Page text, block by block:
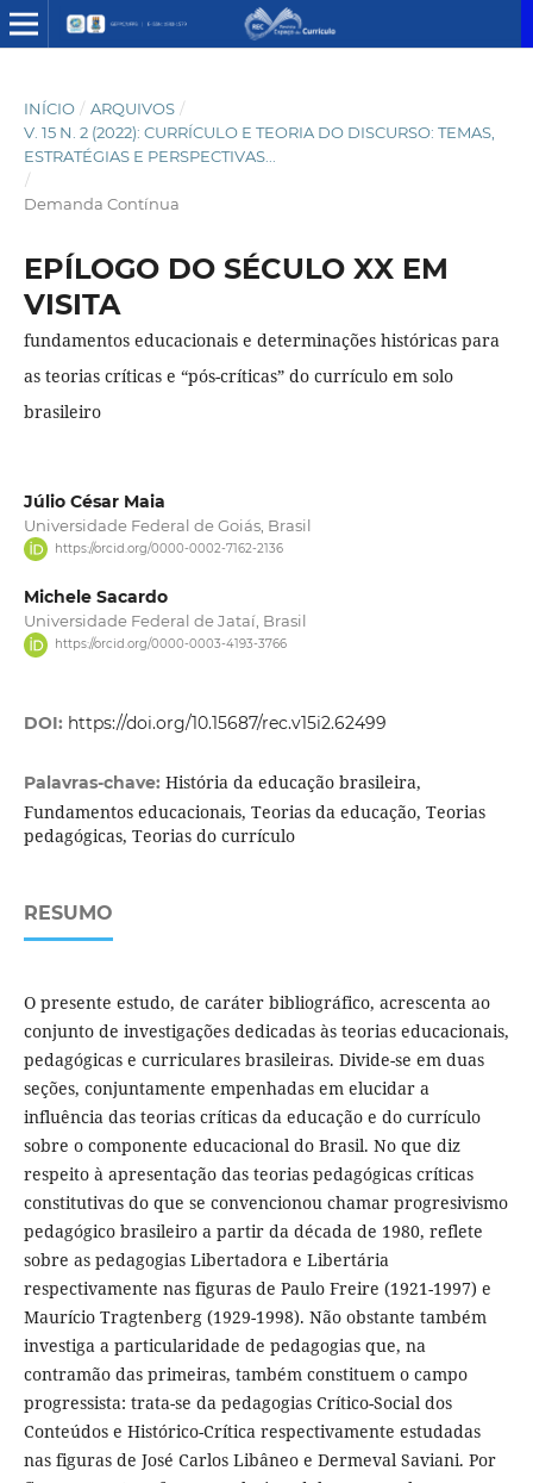
INÍCIO / ARQUIVOS /
V. 15 N. 2 (2022): CURRÍCULO E TEORIA DO DISCURSO: TEMAS,
ESTRATÉGIAS E PERSPECTIVAS...
/
Demanda Contínua
EPÍLOGO DO SÉCULO XX EM
VISITA
fundamentos educacionais e determinações históricas para
as teorias críticas e “pós-críticas” do currículo em solo
brasileiro
Júlio César Maia
Universidade Federal de Goiás, Brasil
https://orcid.org/0000-0002-7162-2136
Michele Sacardo
Universidade Federal de Jataí, Brasil
https://orcid.org/0000-0003-4193-3766
DOI: https://doi.org/10.15687/rec.v15i2.62499
Palavras-chave: História da educação brasileira,
Fundamentos educacionais, Teorias da educação, Teorias
pedagógicas, Teorias do currículo
RESUMO
O presente estudo, de caráter bibliográfico, acrescenta ao
conjunto de investigações dedicadas às teorias educacionais,
pedagógicas e curriculares brasileiras. Divide-se em duas
seções, conjuntamente empenhadas em elucidar a
influência das teorias críticas da educação e do currículo
sobre o componente educacional do Brasil. No que diz
respeito à apresentação das teorias pedagógicas críticas
constitutivas do que se convencionou chamar progresivismo
pedagógico brasileiro a partir da década de 1980, reflete
sobre as pedagogias Libertadora e Libertária
respectivamente nas figuras de Paulo Freire (1921-1997) e
Maurício Tragtenberg (1929-1998). Não obstante também
investiga a particularidade de pedagogias que, na
contramão das primeiras, também constituem o campo
progressista: trata-se da pedagogias Crítico-Social dos
Conteúdos e Histórico-Crítica respectivamente estudadas
nas figuras de José Carlos Libâneo e Dermeval Saviani. Por